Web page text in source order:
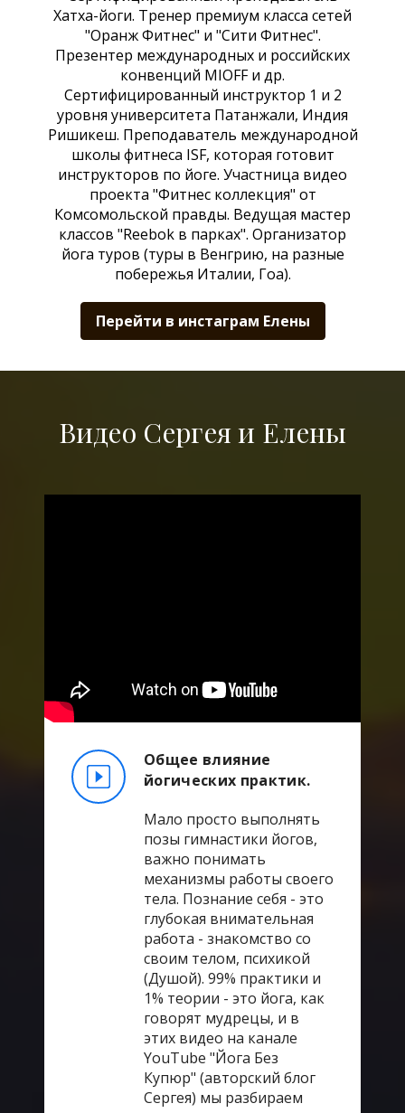
Хатха-йоги. Тренер премиум класса сетей
"Оранж Фитнес" и "Сити Фитнес".
Презентер международных и российских
конвенций MIOFF и др.
Сертифицированный инструктор 1 и 2
уровня университета Патанжали, Индия
Ришикеш. Преподаватель международной
школы фитнеса ISF, которая готовит
инструкторов по йоге. Участница видео
проекта "Фитнес коллекция" от
Комсомольской правды. Ведущая мастер
классов "Reebok в парках". Организатор
йога туров (туры в Венгрию, на разные
побережья Италии, Гоа).
Перейти в инстаграм Елены
Видео Сергея и Елены
Общее влияние
йогических практик.
Мало просто выполнять
позы гимнастики йогов,
важно понимать
механизмы работы своего
тела. Познание себя - это
глубокая внимательная
работа - знакомство со
своим телом, психикой
(Душой). 99% практики и
1% теории - это йога, как
говорят мудрецы, и в
этих видео на канале
YouTube "Йога Без
Купюр" (авторский блог
Сергея) мы разбираем